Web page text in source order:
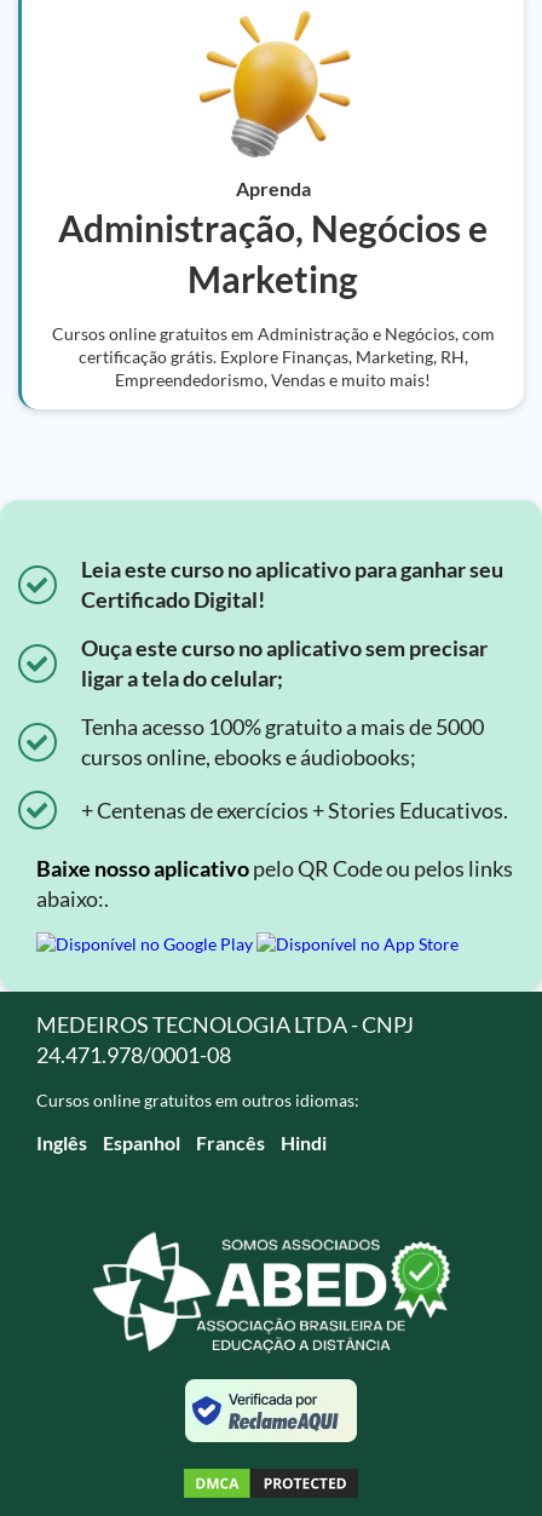
Aprenda
Administração, Negócios e
Marketing
Cursos online gratuitos em Administração e Negócios, com
certificação grátis. Explore Finanças, Marketing, RH,
Empreendedorismo, Vendas e muito mais!
Leia este curso no aplicativo para ganhar seu
Certificado Digital!
Ouça este curso no aplicativo sem precisar
ligar a tela do celular;
Tenha acesso 100% gratuito a mais de 5000
cursos online, ebooks e áudiobooks;
+ Centenas de exercícios + Stories Educativos.
Baixe nosso aplicativopelo QR Code ou pelos links
abaixo:.
MEDEIROS TECNOLOGIA LTDA - CNPJ
24.471.978/0001-08
Cursos online gratuitos em outros idiomas:
Inglês Espanhol Francês Hindi